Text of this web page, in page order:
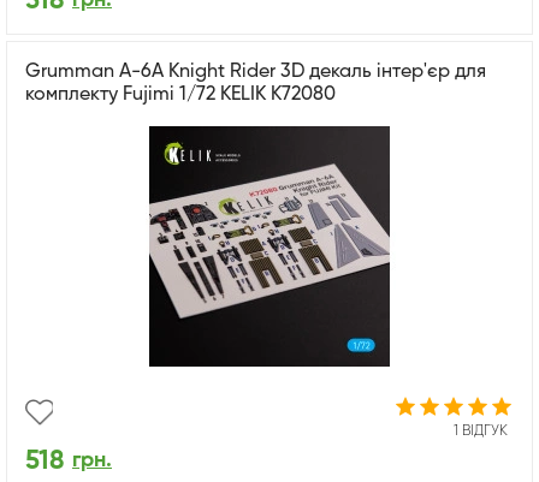
Grumman A-6A Knight Rider 3D декаль інтер'єр для
комплекту Fujimi 1/72 KELIK K72080
1 ВІДГУК
518 грн.